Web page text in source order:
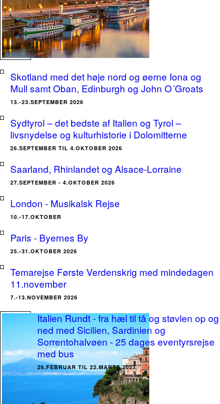
Skotland med det høje nord og øerne Iona og
Mull samt Oban, Edinburgh og John O´Groats
13.-23.SEPTEMBER 2026
Sydtyrol – det bedste af Italien og Tyrol –
livsnydelse og kulturhistorie i Dolomitterne
26.SEPTEMBER TIL 4.OKTOBER 2026
Saarland, Rhinlandet og Alsace-Lorraine
27.SEPTEMBER - 4.OKTOBER 2026
London - Musikalsk Rejse
10.-17.OKTOBER
Paris - Byernes By
25.-31.OKTOBER 2026
Temarejse Første Verdenskrig med mindedagen
11.november
7.-13.NOVEMBER 2026
Italien Rundt - fra hæl til tå og støvlen op og
ned med Sicilien, Sardinien og
Sorrentohalvøen - 25 dages eventyrsrejse
med bus
26.FEBRUAR TIL 22.MARTS 2027